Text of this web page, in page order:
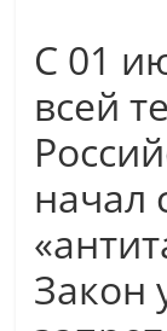
С 01
всей
начал
Закон